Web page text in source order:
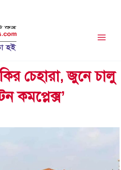
চেহারা, জুনে চালু
কমপ্লেক্স’